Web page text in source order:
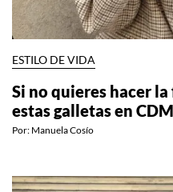
ESTILO DE VIDA
Si no quieres hacer
estas galletas en
Por: Manuela Cosío